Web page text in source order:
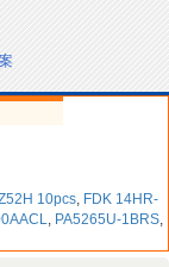
10pcs, FDK 14HR-
, PA5265U-1BRS,